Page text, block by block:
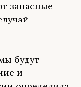
запасные
будут
и